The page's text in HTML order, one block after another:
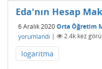
Eda'nın Hesap
6 Aralık 2020Orta Öğretim
yorumlandı | 2.4k kez
logaritma